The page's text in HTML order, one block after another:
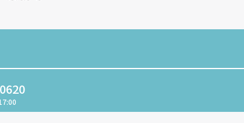
ータの取扱規程を策
検及び監査、外部委
ともに、個人データを
個人データの範囲を
把握した場合の責任
において個人データ